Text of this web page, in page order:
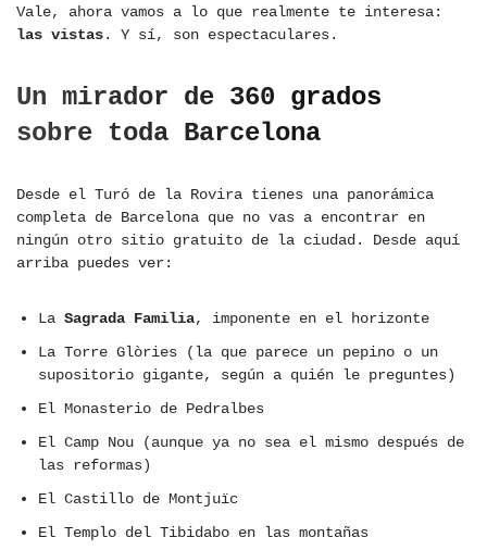
Vale, ahora vamos a lo que realmente te interesa:
las vistas. Y sí, son espectaculares.
Un mirador de 360 grados
sobre toda Barcelona
Desde el Turó de la Rovira tienes una panorámica
completa de Barcelona que no vas a encontrar en
ningún otro sitio gratuito de la ciudad. Desde aquí
arriba puedes ver:
La Sagrada Familia, imponente en el horizonte
La Torre Glòries (la que parece un pepino o un
supositorio gigante, según a quién le preguntes)
El Monasterio de Pedralbes
El Camp Nou (aunque ya no sea el mismo después de
las reformas)
El Castillo de Montjuïc
El Templo del Tibidabo en las montañas